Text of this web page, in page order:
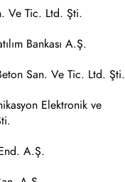
Ve Tic. Ltd. Şti.
Bankası A.Ş.
San. Ve Tic. Ltd. Şti.
Elektronik ve
A.Ş.